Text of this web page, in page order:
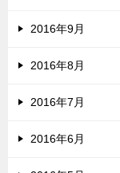
2016年9月
2016年8月
2016年7月
2016年6月